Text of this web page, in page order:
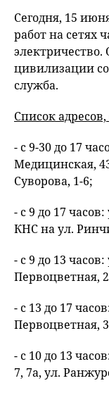
Сегодня, 15
работ на сетях
электричество.
цивилизации
служба.
Список
- с 9-30 до 17
Медицинская,
Суворова, 1-6;
- с 9 до 17
КНС на ул.
- с 9 до 13
Первоцветная,
- с 13 до 17
Первоцветная,
- с 10 до 13
7, 7а, ул.